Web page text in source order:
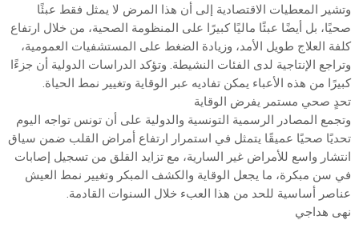
وتشير المعطيات الاقتصادية إلى أن هذا المرض لا يمثل فقط عبئًا
صحيًا، بل أيضًا عبئًا ماليًا كبيرًا على المنظومة الصحية، من خلال ارتفاع
كلفة العلاج طويل الأمد، وزيادة الضغط على المستشفيات العمومية،
وتراجع الإنتاجية لدى الفئات النشيطة. وتؤكد الدراسات الدولية أن جزءًا
كبيرًا من هذه الأعباء يمكن تفاديه عبر الوقاية وتغيير نمط الحياة.
تحدٍ صحي مستمر يفرض الوقاية
وتجمع المصادر الرسمية التونسية والدولية على أن تونس تواجه اليوم
تحديًا صحيًا عميقًا يتمثل في استمرار ارتفاع أمراض القلب ضمن سياق
انتشار واسع للأمراض غير السارية، مع تزايد القلق من تسجيل إصابات
في سن مبكرة، ما يجعل الوقاية والكشف المبكر وتغيير نمط العيش
عناصر أساسية للحد من هذا العبء خلال السنوات القادمة.
نهى هداجي